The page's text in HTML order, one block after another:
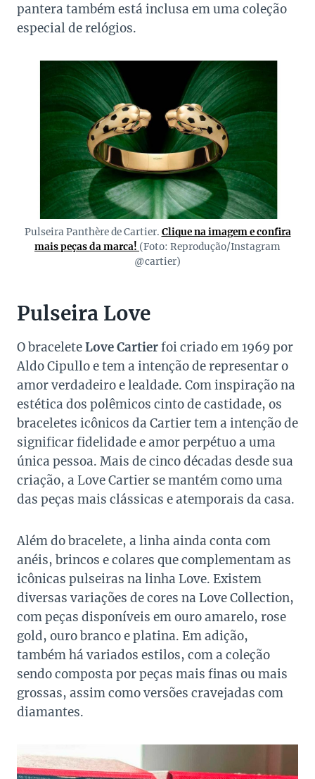
pantera também está inclusa em uma coleção
especial de relógios.
Pulseira Panthère de Cartier. Clique na imagem e confira
mais peças da marca! (Foto: Reprodução/Instagram
@cartier)
Pulseira Love
O braceleteLove Cartierfoi criado em 1969 por
Aldo Cipullo e tem a intenção de representar o
amor verdadeiro e lealdade. Com inspiração na
estética dos polêmicos cinto de castidade, os
braceletes icônicos da Cartier tem a intenção de
significar fidelidade e amor perpétuo a uma
única pessoa. Mais de cinco décadas desde sua
criação, a Love Cartier se mantém como uma
das peças mais clássicas e atemporais da casa.
Além do bracelete, a linha ainda conta com
anéis, brincos e colares que complementam as
icônicas pulseiras na linha Love. Existem
diversas variações de cores na Love Collection,
com peças disponíveis em ouro amarelo, rose
gold, ouro branco e platina. Em adição,
também há variados estilos, com a coleção
sendo composta por peças mais finas ou mais
grossas, assim como versões cravejadas com
diamantes.